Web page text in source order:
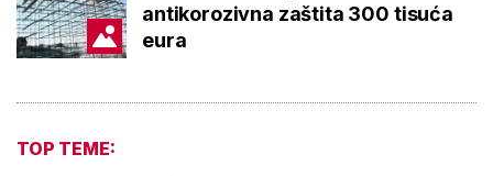
antikorozivna zaštita 300 tisuća
eura
TOP TEME: